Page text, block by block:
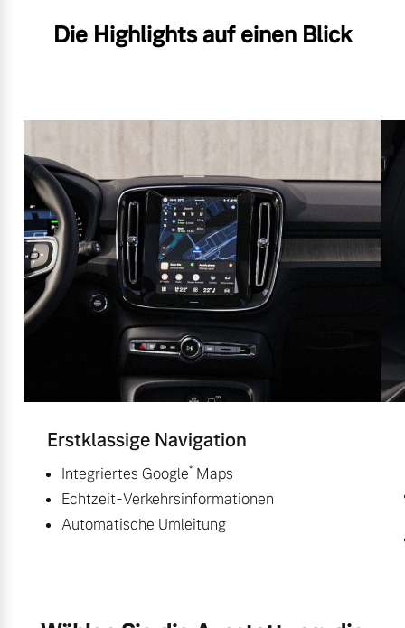
Die Highlights auf einen Blick
Erstklassige Navigation
Integriertes Google* Maps
Echtzeit-Verkehrsinformationen
Automatische Umleitung